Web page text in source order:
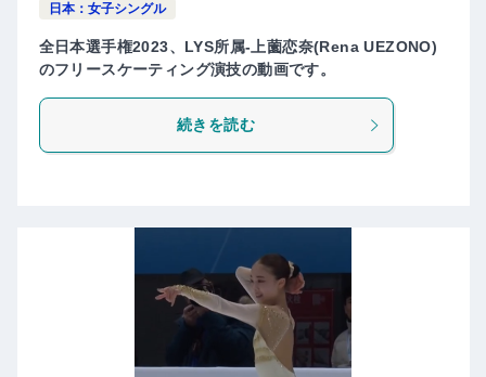
日本：女子シングル
全日本選手権2023、LYS所属-上薗恋奈(Rena UEZONO)
のフリースケーティング演技の動画です。
続きを読む